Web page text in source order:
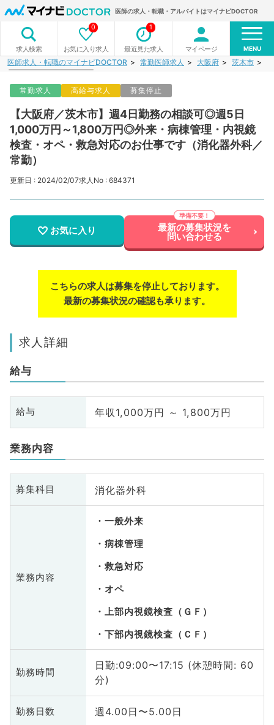
医師の求人・転職・アルバイトはマイナビDOCTOR
求人検索 お気に入り求人
0
最近見た求人
1
マイページ MENU
医師求人・転職のマイナビDOCTOR 常勤医師求人 大阪府 茨木市
常勤求人 高給与求人 募集停止
【大阪府／茨木市】週4日勤務の相談可◎週5日
1,000万円～1,800万円◎外来・病棟管理・内視鏡
検査・オペ・救急対応のお仕事です（消化器外科／
常勤）
更新日 : 2024/02/07求人No : 684371
お気に入り 最新の募集状況を
問い合わせる
こちらの求人は募集を停止しております。
最新の募集状況の確認も承ります。
求人詳細
給与
給与 年収1,000万円 ～ 1,800万円
業務内容
募集科目 消化器外科
業務内容
一般外来
病棟管理
救急対応
オペ
上部内視鏡検査（ＧＦ）
下部内視鏡検査（ＣＦ）
勤務時間
日勤:09:00〜17:15 (休憩時間: 60
分)
勤務日数 週4.00日〜5.00日